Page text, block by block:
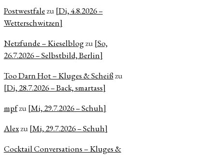
Postwestfalezu [Di, 4.8.2026 –
Wetterschwitzen]
Netzfunde – Kieselblogzu [So,
26.7.2026 – Selbstbild, Berlin]
Too Darn Hot – Kluges & Scheißzu
[Di, 28.7.2026 – Back, smartass]
mpfzu [Mi, 29.7.2026 – Schuh]
Alexzu [Mi, 29.7.2026 – Schuh]
Cocktail Conversations – Kluges &